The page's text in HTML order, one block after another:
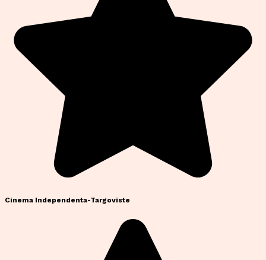
Cinema Independenta-Targoviste